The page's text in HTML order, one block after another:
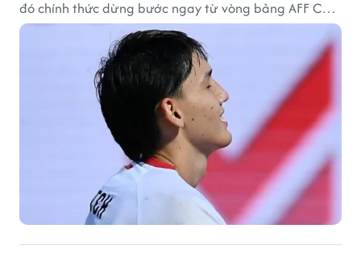
đó chính thức dừng bước ngay từ vòng bảng AFF Cup
2026.